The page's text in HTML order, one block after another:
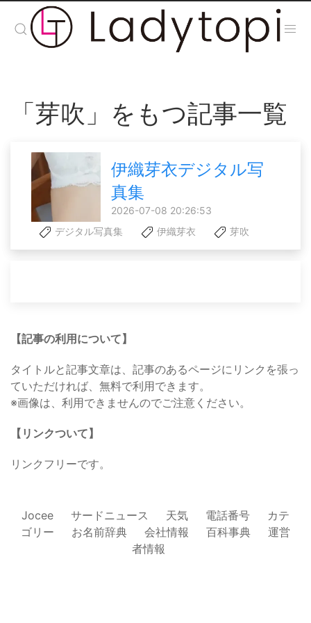
「芽吹」をもつ記事一覧
伊織芽衣デジタル写
真集
2026-07-08 20:26:53
デジタル写真集
伊織芽衣 芽吹
【記事の利用について】
タイトルと記事文章は、記事のあるページにリンクを張っ
ていただければ、無料で利用できます。
※画像は、利用できませんのでご注意ください。
【リンクついて】
リンクフリーです。
Jocee サードニュース 天気 電話番号
カテ
ゴリー
お名前辞典 会社情報 百科事典
運営
者情報